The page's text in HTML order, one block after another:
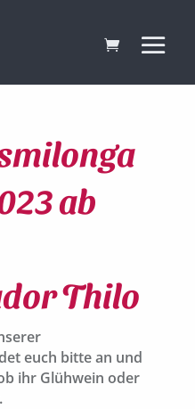
ab
Thilo
euch bitte an und
ihr Glühwein oder